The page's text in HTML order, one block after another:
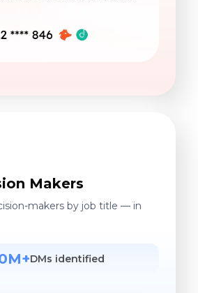
Makers
makers by job title — in
DMs identified